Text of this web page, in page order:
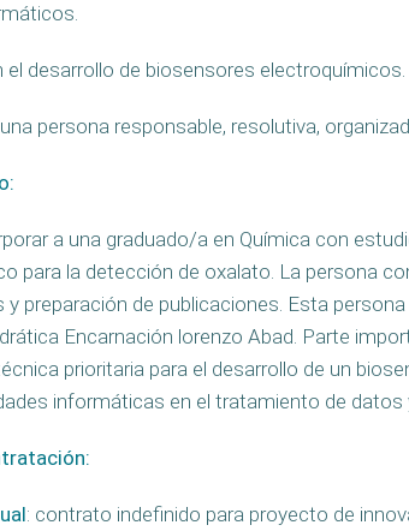
el desarrollo de biosensores electroquímicos.
persona responsable, resolutiva,
:
a una graduado/a en Química con
para la detección de oxalato. La persona
y preparación de publicaciones. Esta
Encarnación lorenzo Abad. Parte
prioritaria para el desarrollo de un
informáticas en el tratamiento de
:
: contrato indefinido para proyecto de